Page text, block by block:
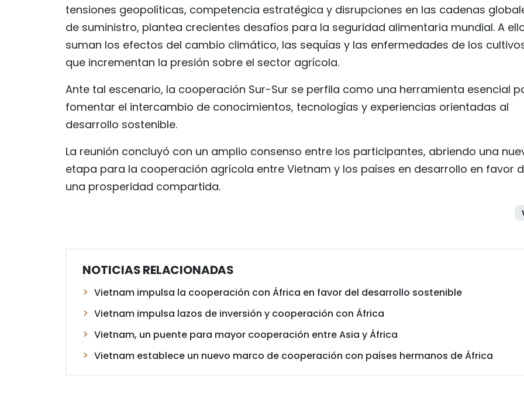
tensiones geopolíticas, competencia estratégica y disrupciones en las cadenas
de suministro, plantea crecientes desafíos para la seguridad alimentaria mundial. A
suman los efectos del cambio climático, las sequías y las enfermedades de los
que incrementan la presión sobre el sector agrícola.
Ante tal escenario, la cooperación Sur-Sur se perfila como una herramienta esencial
fomentar el intercambio de conocimientos, tecnologías y experiencias orientadas al
desarrollo sostenible.
La reunión concluyó con un amplio consenso entre los participantes, abriendo una
etapa para la cooperación agrícola entre Vietnam y los países en desarrollo en favor
una prosperidad compartida.
NOTICIAS RELACIONADAS
Vietnam impulsa la cooperación con África en favor del desarrollo sostenible
Vietnam impulsa lazos de inversión y cooperación con África
Vietnam, un puente para mayor cooperación entre Asia y África
Vietnam establece un nuevo marco de cooperación con países hermanos de África